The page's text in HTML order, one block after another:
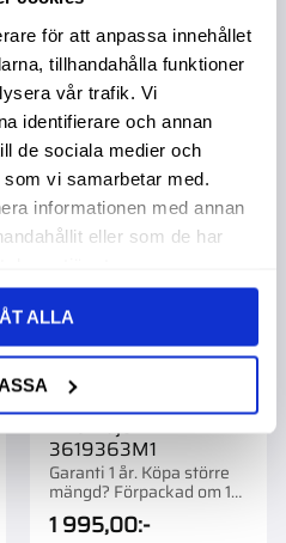
för att anpassa innehållet
tillhandahålla funktioner
vår trafik. Vi
identifierare och annan
de sociala medier och
vi samarbetar med.
informationen med annan
eller som de har
ALLA
Info
till i favoriter
Hitchvajer Mf
3619363M1
Garanti 1 år. Köpa större
mängd? Förpackad om 1
st.
1 995,00:-